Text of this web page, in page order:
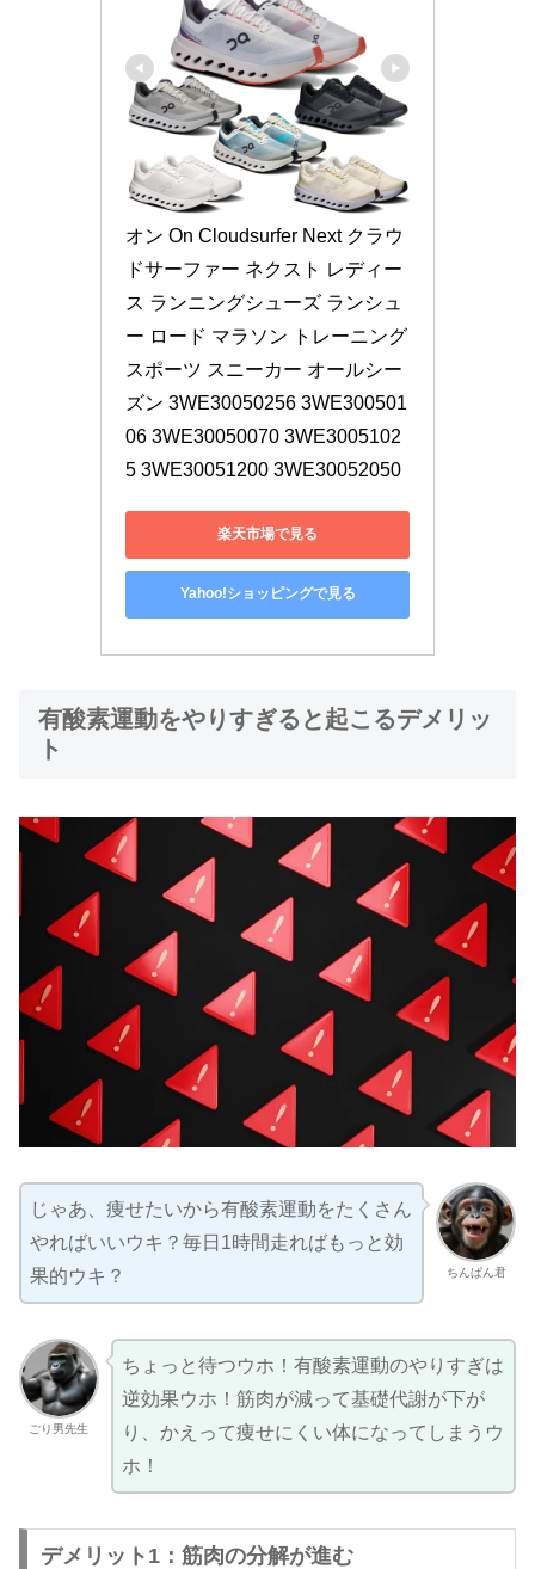
オン On Cloudsurfer Next クラウ
ドサーファー ネクスト レディー
ス ランニングシューズ ランシュ
ー ロード マラソン トレーニング
スポーツ スニーカー オールシー
ズン 3WE30050256 3WE300501
06 3WE30050070 3WE3005102
5 3WE30051200 3WE30052050
楽天市場で見る
Yahoo!ショッピングで見る
有酸素運動をやりすぎると起こるデメリッ
ト
ちんぱん君
じゃあ、痩せたいから有酸素運動をたくさん
やればいいウキ？毎日1時間走ればもっと効
果的ウキ？
ごり男先生
ちょっと待つウホ！有酸素運動のやりすぎは
逆効果ウホ！筋肉が減って基礎代謝が下が
り、かえって痩せにくい体になってしまうウ
ホ！
デメリット1：筋肉の分解が進む